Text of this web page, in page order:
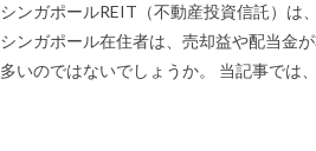
シンガポールREIT（不動産投資信託）は
シンガポール在住者は、売却益や配当金
多いのではないでしょうか。 当記事では